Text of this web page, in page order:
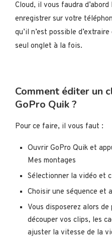
Cloud, il vous faudra
enregistrer sur votre
qu’il n’est possible
seul onglet à la fois.
Comment éditer un
GoPro Quik ?
Pour ce faire, il vous faut :
Ouvrir GoPro Quik et
Mes montages
Sélectionner la vidéo et
Choisir une séquence et
Vous disposerez alors
découper vos clips, les
ajuster la vitesse de la